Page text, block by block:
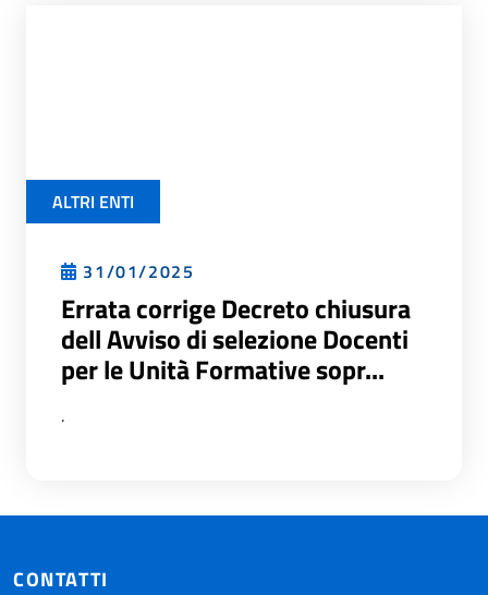
ALTRI ENTI
31/01/2025
Errata corrige Decreto chiusura
dell Avviso di selezione Docenti
per le Unità Formative sopr...
.
CONTATTI